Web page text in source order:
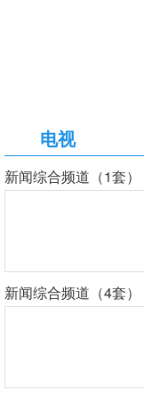
电视
新闻综合频道（1套）
新闻综合频道（4套）